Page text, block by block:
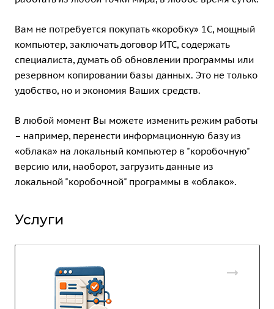
Вам не потребуется покупать «коробку» 1С, мощный
компьютер, заключать договор ИТС, содержать
специалиста, думать об обновлении программы или
резервном копировании базы данных. Это не только
удобство, но и экономия Ваших средств.
В любой момент Вы можете изменить режим работы
– например, перенести информационную базу из
«облака» на локальный компьютер в "коробочную"
версию или, наоборот, загрузить данные из
локальной "коробочной" программы в «облако».
Услуги